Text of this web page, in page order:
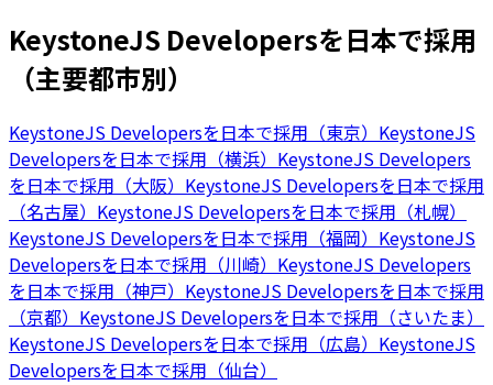
KeystoneJS Developersを日本で採用
（主要都市別）
KeystoneJS Developersを日本で採用（東京） KeystoneJS
Developersを日本で採用（横浜） KeystoneJS Developers
を日本で採用（大阪） KeystoneJS Developersを日本で採用
（名古屋） KeystoneJS Developersを日本で採用（札幌）
KeystoneJS Developersを日本で採用（福岡） KeystoneJS
Developersを日本で採用（川崎） KeystoneJS Developers
を日本で採用（神戸） KeystoneJS Developersを日本で採用
（京都） KeystoneJS Developersを日本で採用（さいたま）
KeystoneJS Developersを日本で採用（広島） KeystoneJS
Developersを日本で採用（仙台）